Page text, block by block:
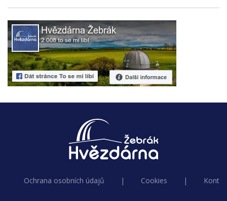
Ochrana osobních údajů | Cookies |